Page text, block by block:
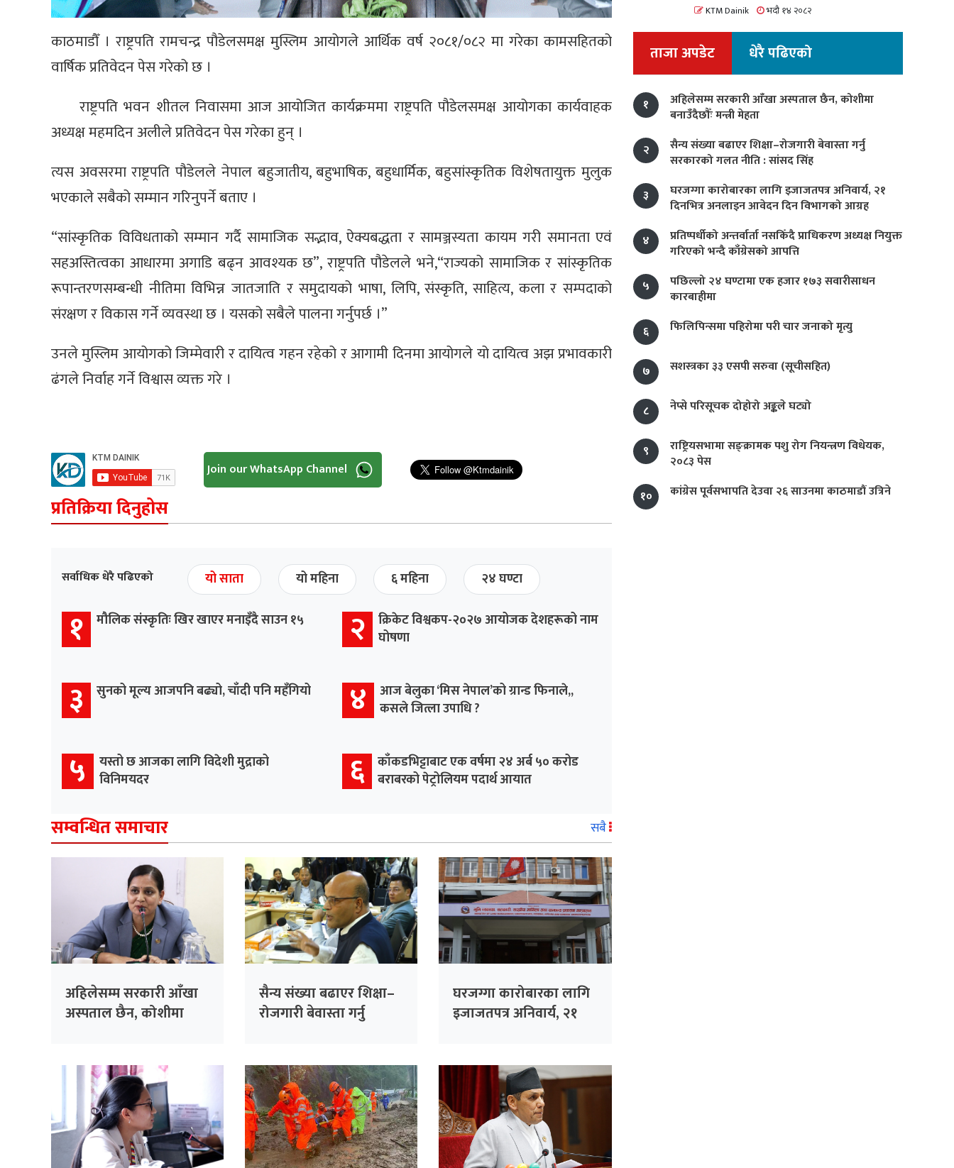
काठमाडौँ । राष्ट्रपति रामचन्द्र पौडेलसमक्ष मुस्लिम आयोगले आर्थिक वर्ष २०८१/०८२ मा गरेका कामसहितको
वार्षिक प्रतिवेदन पेस गरेको छ ।
राष्ट्रपति भवन शीतल निवासमा आज आयोजित कार्यक्रममा राष्ट्रपति पौडेलसमक्ष आयोगका कार्यवाहक
अध्यक्ष महमदिन अलीले प्रतिवेदन पेस गरेका हुन् ।
त्यस अवसरमा राष्ट्रपति पौडेलले नेपाल बहुजातीय, बहुभाषिक, बहुधार्मिक, बहुसांस्कृतिक विशेषतायुक्त मुलुक
भएकाले सबैको सम्मान गरिनुपर्ने बताए ।
“सांस्कृतिक विविधताको सम्मान गर्दै सामाजिक सद्भाव, ऐक्यबद्धता र सामञ्जस्यता कायम गरी समानता एवं
सहअस्तित्वका आधारमा अगाडि बढ्न आवश्यक छ”, राष्ट्रपति पौडेलले भने,“राज्यको सामाजिक र सांस्कृतिक
रूपान्तरणसम्बन्धी नीतिमा विभिन्न जातजाति र समुदायको भाषा, लिपि, संस्कृति, साहित्य, कला र सम्पदाको
संरक्षण र विकास गर्ने व्यवस्था छ । यसको सबैले पालना गर्नुपर्छ ।”
उनले मुस्लिम आयोगको जिम्मेवारी र दायित्व गहन रहेको र आगामी दिनमा आयोगले यो दायित्व अझ प्रभावकारी
ढंगले निर्वाह गर्ने विश्वास व्यक्त गरे ।
Join our WhatsApp Channel
प्रतिक्रिया दिनुहोस
सर्वाधिक धेरै पढिएको यो साता यो महिना ६ महिना २४ घण्टा
१ मौलिक संस्कृतिः खिर खाएर मनाइँदै साउन १५ २ क्रिकेट विश्वकप-२०२७ आयोजक देशहरूको नाम
घोषणा
३ सुनको मूल्य आजपनि बढ्यो, चाँदी पनि महँगियो ४ आज बेलुका ‘मिस नेपाल’को ग्रान्ड फिनाले,,
कसले जित्ला उपाधि ?
५ यस्तो छ आजका लागि विदेशी मुद्राको
विनिमयदर
६ काँकडभिट्टाबाट एक वर्षमा २४ अर्ब ५० करोड
बराबरको पेट्रोलियम पदार्थ आयात
सम्वन्धित समाचार सबै
अहिलेसम्म सरकारी आँखा
अस्पताल छैन, कोशीमा
सैन्य संख्या बढाएर शिक्षा–
रोजगारी बेवास्ता गर्नु
घरजग्गा कारोबारका लागि
इजाजतपत्र अनिवार्य, २१
KTM Dainik भदौ १४ २०८२
ताजा अपडेट धेरै पढिएको
१
अहिलेसम्म सरकारी आँखा अस्पताल छैन, कोशीमा
बनाउँदैछौँः मन्त्री मेहता
२
सैन्य संख्या बढाएर शिक्षा–रोजगारी बेवास्ता गर्नु
सरकारको गलत नीति : सांसद सिंह
३
घरजग्गा कारोबारका लागि इजाजतपत्र अनिवार्य, २१
दिनभित्र अनलाइन आवेदन दिन विभागको आग्रह
४
प्रतिष्पर्धीको अन्तर्वार्ता नसकिँदै प्राधिकरण अध्यक्ष नियुक्त
गरिएको भन्दै काँग्रेसको आपत्ति
५
पछिल्लो २४ घण्टामा एक हजार १७३ सवारीसाधन
कारबाहीमा
६
फिलिपिन्समा पहिरोमा परी चार जनाको मृत्यु
७ सशस्त्रका ३३ एसपी सरुवा (सूचीसहित)
८ नेप्से परिसूचक दोहोरो अङ्कले घट्यो
९
राष्ट्रियसभामा सङ्क्रामक पशु रोग नियन्त्रण विधेयक,
२०८३ पेस
१०
कांग्रेस पूर्वसभापति देउवा २६ साउनमा काठमाडौं उत्रिने